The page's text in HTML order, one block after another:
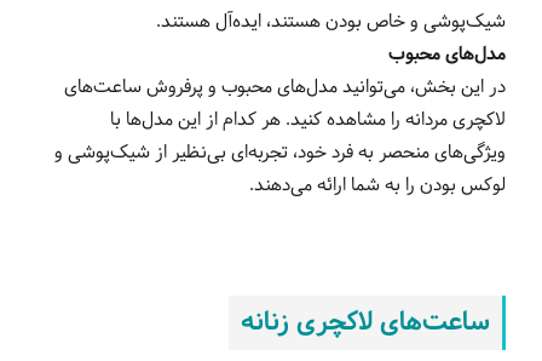
شیک‌پوشی و خاص بودن هستند، ایده‌آل هستند.
مدل‌های محبوب
در این بخش، می‌توانید مدل‌های محبوب و پرفروش ساعت‌های
لاکچری مردانه را مشاهده کنید. هر کدام از این مدل‌ها با
ویژگی‌های منحصر به فرد خود، تجربه‌ای بی‌نظیر از شیک‌پوشی و
لوکس بودن را به شما ارائه می‌دهند.
ساعت‌های لاکچری زنانه